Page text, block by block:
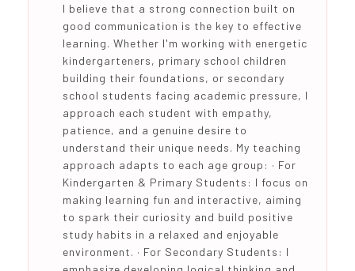
I believe that a strong connection built on
good communication is the key to effective
learning. Whether I'm working with energetic
kindergarteners, primary school children
building their foundations, or secondary
school students facing academic pressure, I
approach each student with empathy,
patience, and a genuine desire to
understand their unique needs. My teaching
approach adapts to each age group: · For
Kindergarten & Primary Students: I focus on
making learning fun and interactive, aiming
to spark their curiosity and build positive
study habits in a relaxed and enjoyable
environment. · For Secondary Students: I